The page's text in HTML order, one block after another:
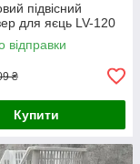
підвісний
для яєць LV-120
відправки
₴
Купити